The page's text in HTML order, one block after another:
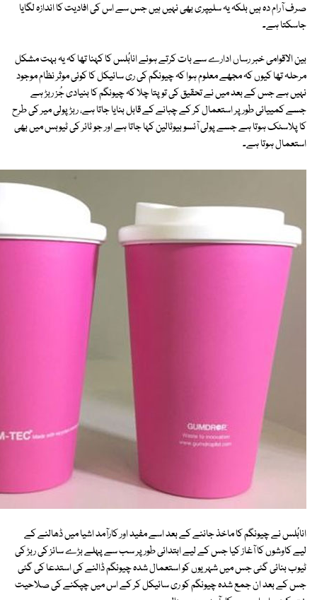
صرف آرام دہ ہیں بلکہ یہ سلیپری بھی نہیں ہیں جس سے اس کی افادیت کا اندازہ لگایا
جاسکتا ہے۔
بین الاقوامی خبر رساں ادارے سے بات کرتے ہوئے انابُلس کا کہنا تھا کہ یہ بہت مشکل
مرحلہ تھا کیوں کہ مجھے معلوم ہوا کہ چیونگم کی ری سائیکل کا کوئی موثر نظام موجود
نہیں ہے جس کے بعد میں نے تحقیق کی تو پتا چلا کہ چیونگم کا بنیادی جُز ربڑ ہے
جسے کمییائی طور پر استعمال کر کے چبانے کے قابل بنایا جاتا ہے، ربڑ پولی میر کی طرح
کا پلاسٹک ہوتا ہے جسے پولی آئسو بیوٹالین کہا جاتا ہے اور جو ٹائر کی ٹیوبس میں بھی
استعمال ہوتا ہے۔
انابُلس نے چیونگم کا ماخذ جاننے کے بعد اسے مفید اور کارآمد اشیا میں ڈھالنے کے
لیے کاوشوں کا آغاز کیا جس کے لیے ابتدائی طور پر سب سے پہلے بڑے سائز کی ربڑ کی
ٹیوب بنائی گئی جس میں شہریوں کو استعمال شدہ چیونگم ڈالنے کی استدعا کی گئی
جس کے بعد ان جمع شدہ چیونگم کو ری سائیکل کر کے اس میں چپکنے کی صلاحیت